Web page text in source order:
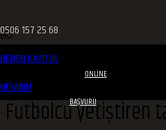
0506 157 25 68
HEMEN KAYIT OL
HESABIM
ONLINE
BAŞVURU
Futbolcu yetiştiren